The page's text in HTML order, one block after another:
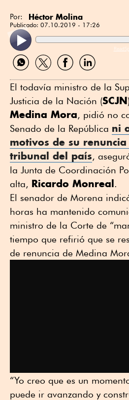
Por: Héctor Molina
Publicado: 07.10.2019 - 17:26
Compartir
por
Compartir
por
Compartir
por
Compartir
por
El todavía ministro de la
Justicia de la Nación (SCJN
Medina Mora, pidió no
Senado de la República ni
motivos de su
tribunal del país,
la Junta de Coordinación
alta, Ricardo Monreal .
El senador de Morena
horas ha mantenido
ministro de la Corte de
tiempo que refirió que se
de renuncia de Medina
“Yo creo que es un
puede ir avanzando y